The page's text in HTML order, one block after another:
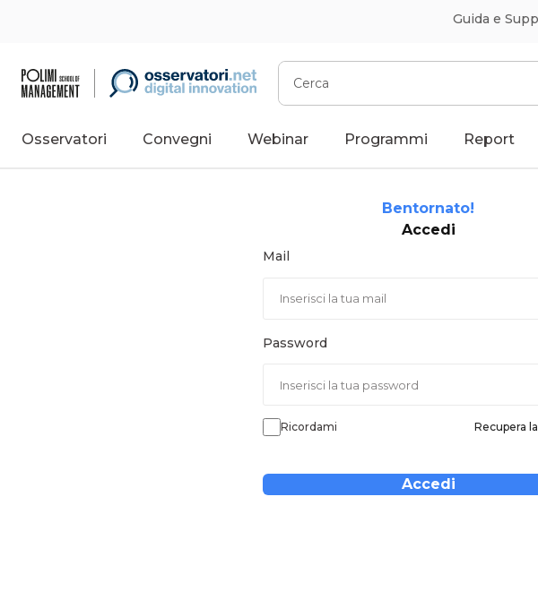
Guida e
Cerca
Osservatori Convegni Webinar Programmi Report
Bentornato!
Accedi
Mail
Password
Ricordami Recupera
Accedi